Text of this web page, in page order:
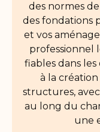
des normes
des fondations
et vos
professionnel
fiables dans les
à la
structures,
au long du
une